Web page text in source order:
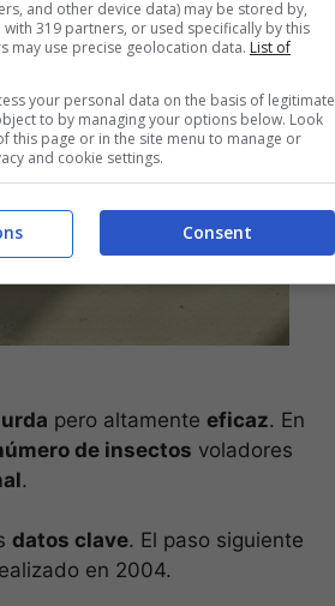
pero altamente eficaz. En
de insectos voladores
.
datos clave. El paso siguiente
en 2004.
and other device data) may be stored by,
319 partners, or used specifically by this
may use precise geolocation data. List of
your personal data on the basis of legitimate
to by managing your options below. Look
this page or in the site menu to manage or
and cookie settings.
Consent